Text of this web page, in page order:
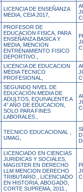
LICENCIA DE ENSEÑANZA
MEDIA, CEIA 2017,
PROFESOR DE
EDUCACION FISICA, PARA
ENSEÑANZA BASICA Y
MEDIA, MENCION
ENTRENAMIENTO FISICO
DEPORTIVO.,
LICENCIA DE EDUCACION
MEDIA TECNICO
PROFESIONAL,
SEGUNDO NIVEL DE
EDUCACIÓN MEDIA DE
ADULTOS, EQUIVALENTE A
4° AÑO DE EDUCACION,
SOLO PARA FINES
LABORALES.,
TECNICO EDUCACIONAL ,
UMAG,
LICENCIADO EN CIENCIAS
JURIDICAS Y SOCIALES,
MAGISTER EN DERECHO
LLM MENCION DERECHO
TRIBUTARIO., LICENCIADO
EN HISTORIA, ABOGADO,
CORTE SUPREMA, 2011.,